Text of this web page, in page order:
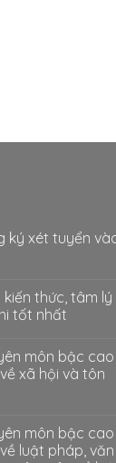
ký xét tuyển
thức, tâm lý
tốt nhất
môn bậc cao
xã hội và tôn
môn bậc cao
luật pháp, văn